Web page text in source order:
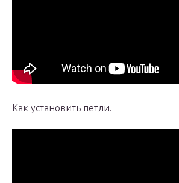
Как установить петли.